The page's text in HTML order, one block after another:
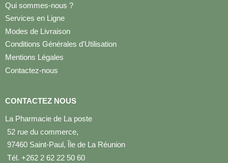
Qui sommes-nous ?
Services en Ligne
Modes de Livraison
Conditions Générales d'Utilisation
Mentions Légales
Contactez-nous
CONTACTEZ NOUS
La Pharmacie de La poste
52 rue du commerce,
97460 Saint-Paul, Île de La Réunion
Tél. +262 2 62 22 50 60